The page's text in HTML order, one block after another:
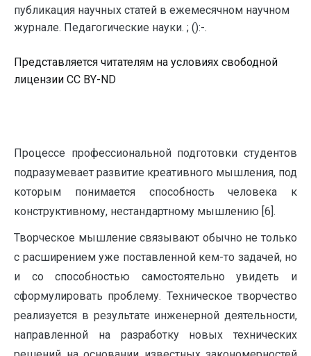
публикация научных статей в ежемесячном научном
журнале. Педагогические науки. ; ():-.
Представляется читателям на условиях свободной
лицензии CC BY-ND
Процессе профессиональной подготовки студентов
подразумевает развитие креативного мышления, под
которым понимается способность человека к
конструктивному, нестандартному мышлению [6].
Творческое мышление связывают обычно не только
с расширением уже поставленной кем-то задачей, но
и со способностью самостоятельно увидеть и
сформулировать проблему. Техническое творчество
реализуется в результате инженерной деятельности,
направленной на разработку новых технических